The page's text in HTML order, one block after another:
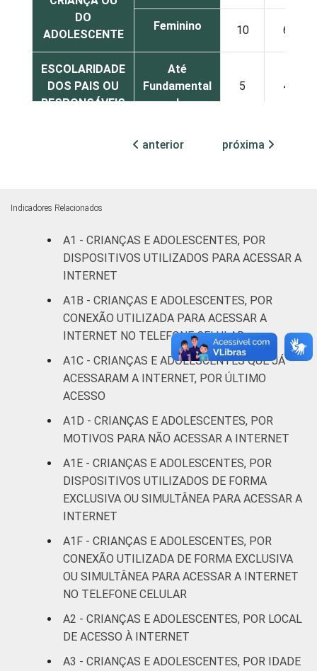
DO
ADOLESCENTE
Feminino 10 6
ESCOLARIDADE
DOS PAIS OU
RESPONSÁVEIS
Até
Fundamental
I
5 4
Fundamental
8
FAIXA ETÁRIA
DA CRIANÇA
OU DO
De 9 a 10
anos
31
De 11 a 12
13
De 13 a 14
anos
6 3
anos
FAMILIAR
Mais de 1
SM até 2 SM
7
Mais de 2
SM até 3 SM
15
SM
Não tem
renda
anterior próxima
Indicadores Relacionados
A1 - CRIANÇAS E ADOLESCENTES, POR
DISPOSITIVOS UTILIZADOS PARA ACESSAR A
INTERNET
A1B - CRIANÇAS E ADOLESCENTES, POR
CONEXÃO UTILIZADA PARA ACESSAR A
INTERNET NO TELEFONE CELULAR
A1C - CRIANÇAS E ADOLESCENTES QUE JÁ
ACESSARAM A INTERNET, POR ÚLTIMO
ACESSO
A1D - CRIANÇAS E ADOLESCENTES, POR
MOTIVOS PARA NÃO ACESSAR A INTERNET
A1E - CRIANÇAS E ADOLESCENTES, POR
DISPOSITIVOS UTILIZADOS DE FORMA
EXCLUSIVA OU SIMULTÂNEA PARA ACESSAR A
INTERNET
A1F - CRIANÇAS E ADOLESCENTES, POR
CONEXÃO UTILIZADA DE FORMA EXCLUSIVA
OU SIMULTÂNEA PARA ACESSAR A INTERNET
NO TELEFONE CELULAR
A2 - CRIANÇAS E ADOLESCENTES, POR LOCAL
DE ACESSO À INTERNET
A3 - CRIANÇAS E ADOLESCENTES, POR IDADE